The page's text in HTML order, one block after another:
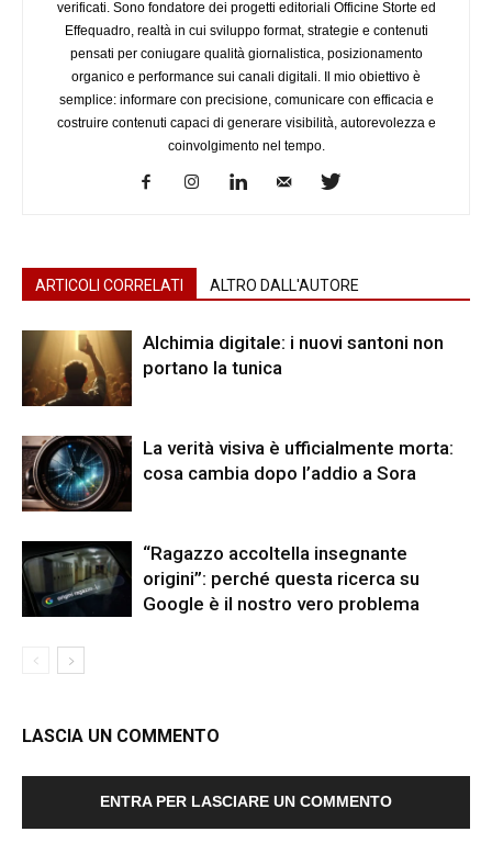
verificati. Sono fondatore dei progetti editoriali Officine Storte ed
Effequadro, realtà in cui sviluppo format, strategie e contenuti
pensati per coniugare qualità giornalistica, posizionamento
organico e performance sui canali digitali. Il mio obiettivo è
semplice: informare con precisione, comunicare con efficacia e
costruire contenuti capaci di generare visibilità, autorevolezza e
coinvolgimento nel tempo.
ARTICOLI CORRELATI ALTRO DALL'AUTORE
Alchimia digitale: i nuovi santoni non
portano la tunica
La verità visiva è ufficialmente morta:
cosa cambia dopo l’addio a Sora
“Ragazzo accoltella insegnante
origini”: perché questa ricerca su
Google è il nostro vero problema
LASCIA UN COMMENTO
ENTRA PER LASCIARE UN COMMENTO